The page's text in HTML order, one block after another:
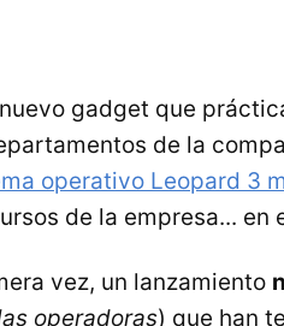
gadget que
de la
operativo Leopard 3
de la empresa... en
vez, un lanzamiento
operadoras) que han